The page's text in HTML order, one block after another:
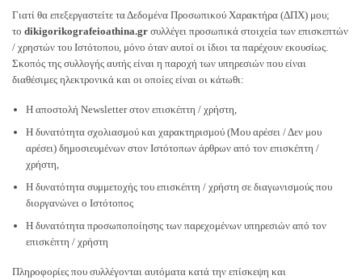
Γιατί θα επεξεργαστείτε τα Δεδομένα Προσωπικού Χαρακτήρα (ΔΠΧ) μου;
το dikigorikografeioathina.gr συλλέγει προσωπικά στοιχεία των επισκεπτών
/ χρηστών του Ιστότοπου, μόνο όταν αυτοί οι ίδιοι τα παρέχουν εκουσίως.
Σκοπός της συλλογής αυτής είναι η παροχή των υπηρεσιών που είναι
διαθέσιμες ηλεκτρονικά και οι οποίες είναι οι κάτωθι:
Η αποστολή Newsletter στον επισκέπτη / χρήστη,
Η δυνατότητα σχολιασμού και χαρακτηρισμού (Μου αρέσει / Δεν μου
αρέσει) δημοσιευμένων στον Ιστότοπων άρθρων από τον επισκέπτη /
χρήστη,
Η δυνατότητα συμμετοχής του επισκέπτη / χρήστη σε διαγωνισμούς που
διοργανώνει o Ιστότοπος
Η δυνατότητα προσωποποίησης των παρεχομένων υπηρεσιών από τον
επισκέπτη / χρήστη
Πληροφορίες που συλλέγονται αυτόματα κατά την επίσκεψη και